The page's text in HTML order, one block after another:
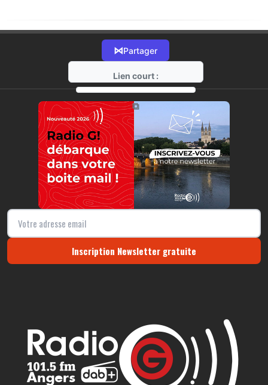
⋈Partager
Lien court :
https://radio-g.fr?4596
⧉
Inscription Newsletter gratuite